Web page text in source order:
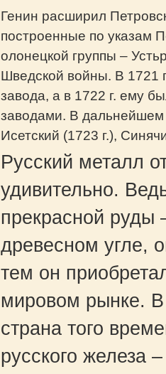
Генин расширил
построенные по указам
олонецкой группы –
Шведской войны. В 1721
завода, а в 1722 г. ему
заводами. В
Исетский (1723 г.),
Русский металл
удивительно.
прекрасной руды
древесном угле,
тем он
мировом рынке. В
страна того
русского железа